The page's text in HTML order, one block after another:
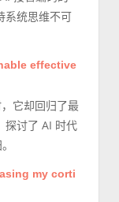
系统思维不可
effective
它却回归了最
探讨了 AI 时代
my corti